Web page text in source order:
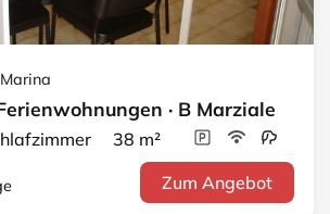
· B Marziale
38 m²
Zum Angebot